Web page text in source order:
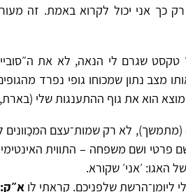
כך אני יכול לקרוא באמת. זה
שגרם לי הנאה, לא את
מצב נתון שמכוחו גופי נפרד
את גוף ההתענגות שלי (בארת, 1973, עמ׳ 71).
(מתמשך), לא רק שמות־עצם
פרטי ושם משפחה – התווית
האגו: ׳אני׳ שקורא.
ליומן־הרשת שלפניכם. קראתי לו